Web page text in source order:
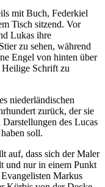
mit Buch, Federkiel
Tisch sitzend. Vor
Lukas ihre
zu sehen, während
Engel von hinten über
Heilige Schrift zu
niederländischen
zurück, der sie
des Lucas
soll.
auf, dass sich der Maler
und nur in einem Punkt
Markus